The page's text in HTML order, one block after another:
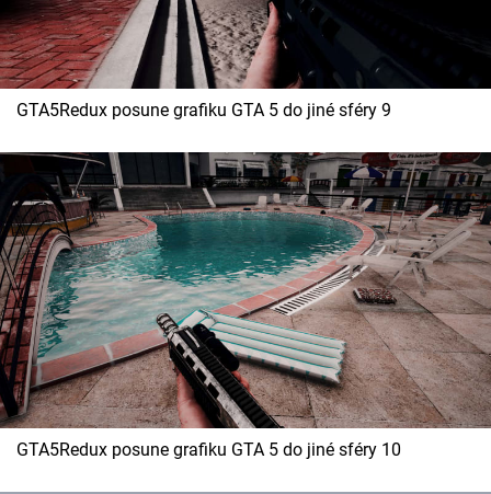
GTA5Redux posune grafiku GTA 5 do jiné sféry 9
GTA5Redux posune grafiku GTA 5 do jiné sféry 10